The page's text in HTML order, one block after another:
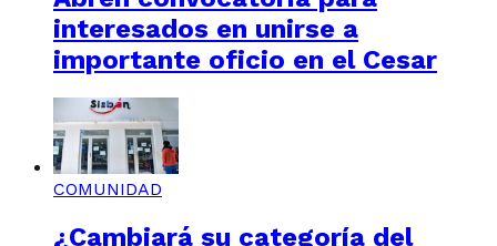
interesados en unirse a
importante oficio en el Cesar
COMUNIDAD
¿Cambiará su categoría del